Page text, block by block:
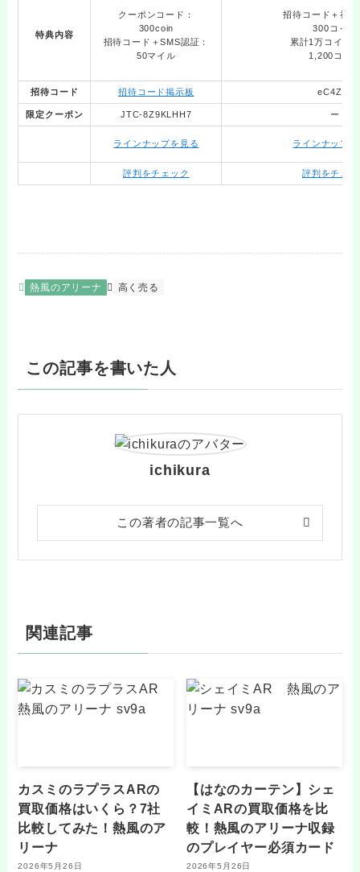
特典内容
クーポンコード：
300coin
招待コード＋SMS認証：
50マイル
招待コード＋初
300コイン
累計1万コイン
1,200コイ
招待コード 招待コード掲示板 eC4Zdp
限定クーポン JTC-8Z9KLHH7 ー
ラインナップを見る ラインナップ
評判をチェック 評判をチェ
熱風のアリーナ 高く売る
この記事を書いた人
ichikura
この著者の記事一覧へ
関連記事
カスミのラプラスARの
買取価格はいくら？7社
比較してみた！熱風のア
リーナ
2026年5月26日
【はなのカーテン】シェ
イミARの買取価格を比
較！熱風のアリーナ収録
のプレイヤー必須カード
2026年5月26日